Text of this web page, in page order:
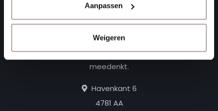
Aanpassen
Weigeren
Print. Plak. Klaar. Met een partner die met je
meedenkt.
Havenkant 6
4781 AA